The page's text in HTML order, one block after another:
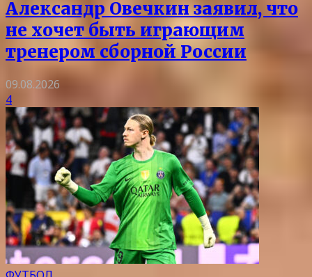
Александр Овечкин заявил, что
не хочет быть играющим
тренером сборной России
09.08.2026
4